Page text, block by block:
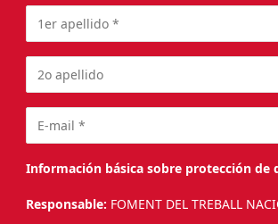
Información básica sobre protección de
Responsable: FOMENT DEL TREBALL